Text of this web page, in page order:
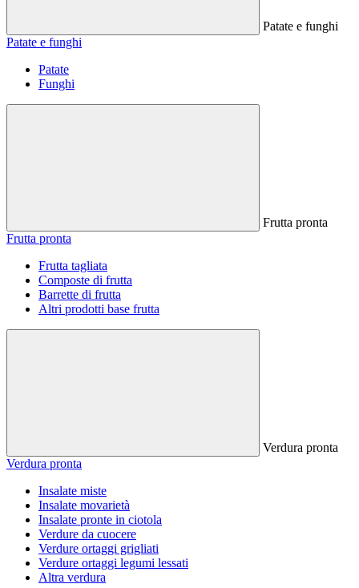
Patate e funghi
Patate e funghi
Patate
Funghi
Frutta pronta
Frutta pronta
Frutta tagliata
Composte di frutta
Barrette di frutta
Altri prodotti base frutta
Verdura pronta
Verdura pronta
Insalate miste
Insalate movarietà
Insalate pronte in ciotola
Verdure da cuocere
Verdure ortaggi grigliati
Verdure ortaggi legumi lessati
Altra verdura